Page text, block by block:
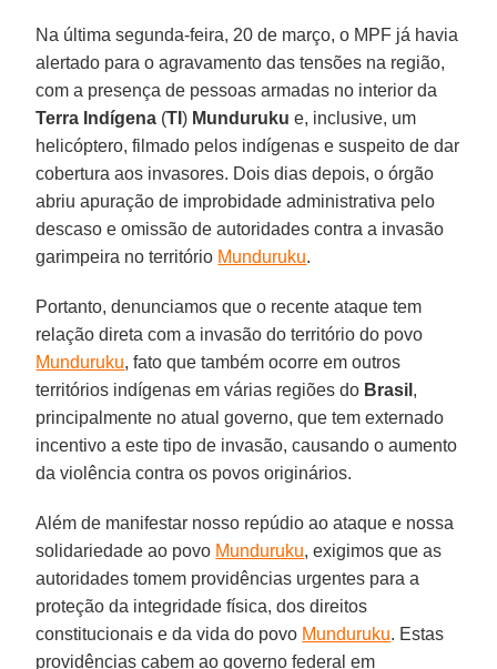
Na última segunda-feira, 20 de março, o MPF já havia
alertado para o agravamento das tensões na região,
com a presença de pessoas armadas no interior da
Terra Indígena (TI) Munduruku e, inclusive, um
helicóptero, filmado pelos indígenas e suspeito de dar
cobertura aos invasores. Dois dias depois, o órgão
abriu apuração de improbidade administrativa pelo
descaso e omissão de autoridades contra a invasão
garimpeira no território Munduruku.
Portanto, denunciamos que o recente ataque tem
relação direta com a invasão do território do povo
Munduruku, fato que também ocorre em outros
territórios indígenas em várias regiões do Brasil ,
principalmente no atual governo, que tem externado
incentivo a este tipo de invasão, causando o aumento
da violência contra os povos originários.
Além de manifestar nosso repúdio ao ataque e nossa
solidariedade ao povo Munduruku, exigimos que as
autoridades tomem providências urgentes para a
proteção da integridade física, dos direitos
constitucionais e da vida do povo Munduruku. Estas
providências cabem ao governo federal em